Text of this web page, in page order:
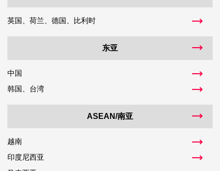
英国、荷兰、德国、比利时
东亚
中国
韩国、台湾
ASEAN/南亚
越南
印度尼西亚